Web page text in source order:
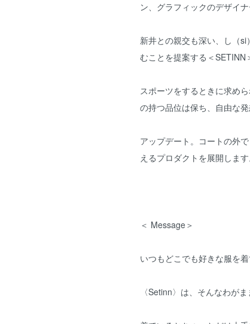
ン、グラフィックのデザイナ
新井との親交も深い、し（
むことを提案する＜SETINN
スポーツをするときに求め
の持つ品位は保ち、自由な
アップデート。コートの外
えるプロダクトを展開します
＜ Message＞
いつもどこでも好きな服を着
〈Setinn〉は、そんなわが